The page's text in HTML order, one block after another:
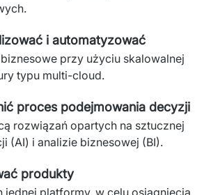
i automatyzować
przy użyciu skalowalnej
typu multi-cloud.
proces podejmowania decyzji
rozwiązań opartych na sztucznej
(AI) i analizie biznesowej (BI).
produkty